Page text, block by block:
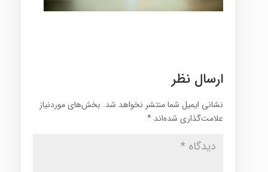
ارسال نظر
نشانی ایمیل شما منتشر نخواهد شد. بخش‌های موردنیاز
علامت‌گذاری شده‌اند *